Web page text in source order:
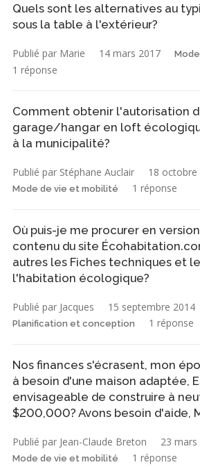
Quels sont les alternatives au
sous la table à l'extérieur?
Publié par Marie 14 mars 2017
1 réponse
Comment obtenir l'autorisation
garage/hangar en loft
à la municipalité?
Publié par Stéphane Auclair 18 octobre
Mode de vie et mobilité 1 réponse
Où puis-je me procurer en
contenu du site
autres les Fiches techniques et
l'habitation écologique?
Publié par Jacques 15 septembre 2014
Planification et conception 1 réponse
Nos finances s'écrasent, mon
à besoin d'une maison adaptée,
envisageable de construire à
$200,000? Avons besoin d'aide,
Publié par Jean-Claude Breton 23 mars
Mode de vie et mobilité 1 réponse